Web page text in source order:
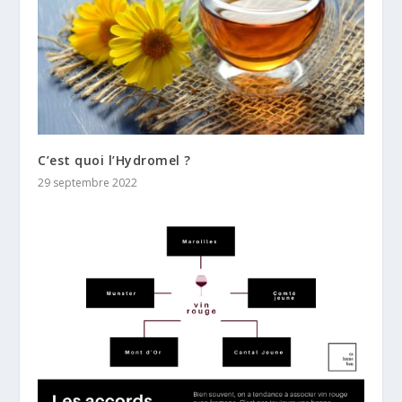
C’est quoi l’Hydromel ?
29 septembre 2022